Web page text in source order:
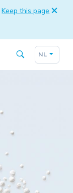
Keep this page
NL